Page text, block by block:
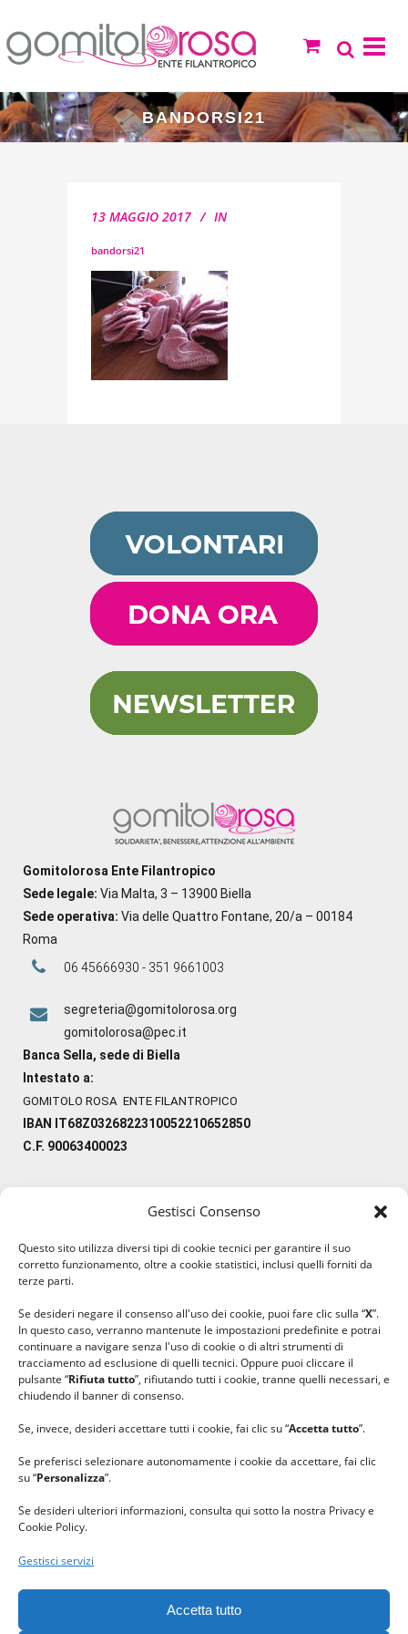
Gestisci Consenso
Questo sito utilizza diversi tipi di cookie tecnici per garantire il suo
corretto funzionamento, oltre a cookie statistici, inclusi quelli forniti da
terze parti.
Se desideri negare il consenso all'uso dei cookie, puoi fare clic sulla “X”.
In questo caso, verranno mantenute le impostazioni predefinite e potrai
continuare a navigare senza l'uso di cookie o di altri strumenti di
tracciamento ad esclusione di quelli tecnici. Oppure puoi cliccare il
pulsante “Rifiuta tutto”, rifiutando tutti i cookie, tranne quelli necessari, e
chiudendo il banner di consenso.
Se, invece, desideri accettare tutti i cookie, fai clic su “Accetta tutto”.
Se preferisci selezionare autonomamente i cookie da accettare, fai clic
su “Personalizza”.
Se desideri ulteriori informazioni, consulta qui sotto la nostra Privacy e
Cookie Policy.
Gestisci servizi
Accetta tutto
BANDORSI21
13 MAGGIO 2017 IN
bandorsi21
Gomitolorosa Ente Filantropico
Sede legale: Via Malta, 3 – 13900 Biella
Sede operativa: Via delle Quattro Fontane, 20/a – 00184
Roma
06 45666930 - 351 9661003
segreteria@gomitolorosa.org
gomitolorosa@pec.it
Banca Sella, sede di Biella
Intestato a:
GOMITOLO ROSA ENTE FILANTROPICO
IBAN IT68Z0326822310052210652850
C.F. 90063400023
#lanaterapia
#ilcaloredellempatia